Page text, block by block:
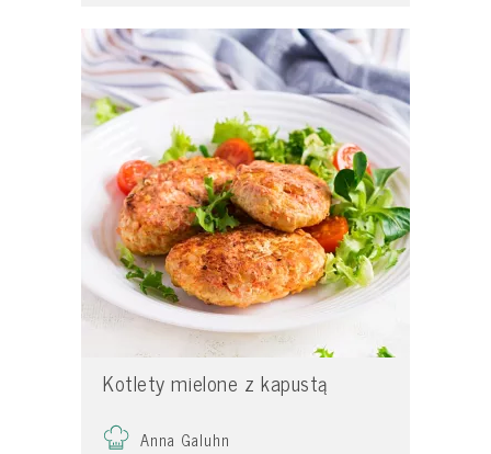
Kotlety mielone z kapustą
Anna Galuhn